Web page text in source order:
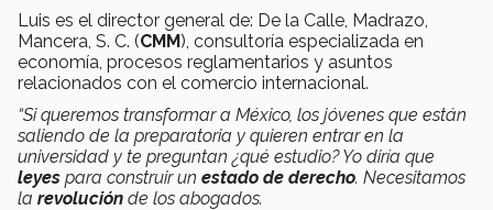
Luis es el director general de: De la Calle, Madrazo,
Mancera, S. C. (CMM), consultoría especializada en
economía, procesos reglamentarios y asuntos
relacionados con el comercio internacional.
“Si queremos transformar a México, los jóvenes que están
saliendo de la preparatoria y quieren entrar en la
universidad y te preguntan ¿qué estudio? Yo diría que
leyes para construir un estado de derecho. Necesitamos
la revolución de los abogados.